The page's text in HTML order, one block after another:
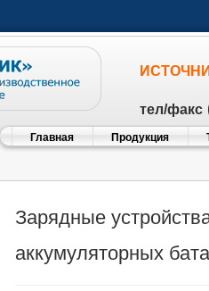
тел/факс
Главная Продукция
Зарядные
аккумуляторных